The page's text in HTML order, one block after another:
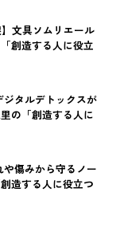
】文具ソムリエール
創造する人に役立
タルデトックスが
の「創造する人に
傷みから守るノー
造する人に役立つ